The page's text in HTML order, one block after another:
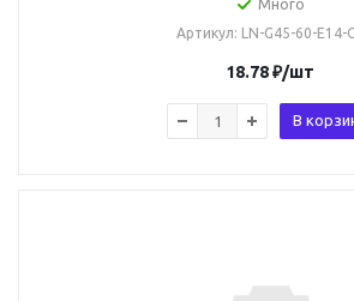
Много
Артикул: LN-G45-60-E14-
18.78₽/шт
В